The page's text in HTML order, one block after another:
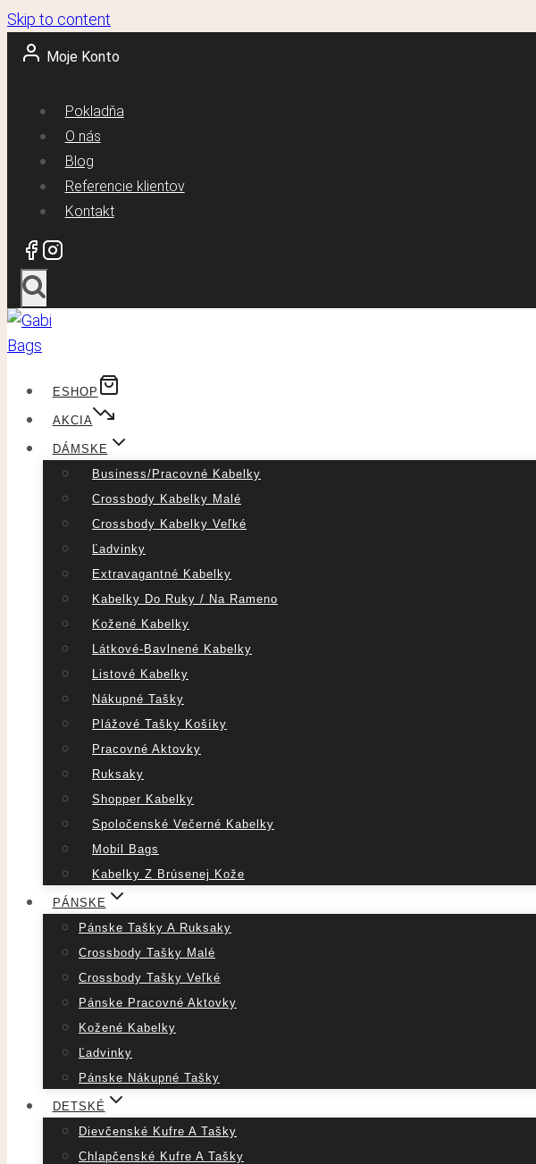
Skip to content
Moje Konto
Pokladňa
O nás
Blog
Referencie klientov
Kontakt
ESHOP
AKCIA
DÁMSKE
Business/pracovné Kabelky
Crossbody Kabelky Malé
Crossbody Kabelky Veľké
Ľadvinky
Extravagantné Kabelky
Kabelky Do Ruky / Na Rameno
Kožené Kabelky
Látkové-Bavlnené Kabelky
Listové Kabelky
Nákupné Tašky
Plážové Tašky Košíky
Pracovné Aktovky
Ruksaky
Shopper Kabelky
Spoločenské Večerné Kabelky
Mobil Bags
Kabelky Z Brúsenej Kože
PÁNSKE
Pánske Tašky A Ruksaky
Crossbody Tašky Malé
Crossbody Tašky Veľké
Pánske Pracovné Aktovky
Kožené Kabelky
Ľadvinky
Pánske Nákupné Tašky
DETSKÉ
Dievčenské Kufre A Tašky
Chlapčenské Kufre A Tašky